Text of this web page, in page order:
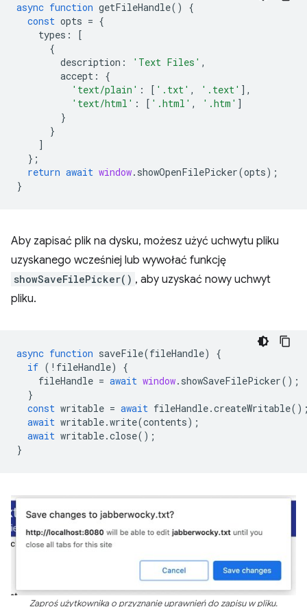
async function getFileHandle()
{
const opts = {
types :
[
{
description : 'Text Files' ,
accept :
{
'text/plain' : [ '.txt' , '.text' ],
'text/html' : [ '.html' , '.htm' ]
}
}
]
};
return await window. showOpenFilePicker(opts);
}
Aby zapisać plik na dysku, możesz użyć uchwytu pliku
uzyskanego wcześniej lub wywołać funkcję
showSaveFilePicker() , aby uzyskać nowy uchwyt
pliku.
async function saveFile(fileHandle)
{
if ( ! fileHandle)
{
fileHandle = await window. showSaveFilePicker();
}
const writable = await fileHandle.createWritable
await writable.write(contents);
await writable.close();
}
Zaproś użytkownika o przyznanie uprawnień do zapisu w pliku.